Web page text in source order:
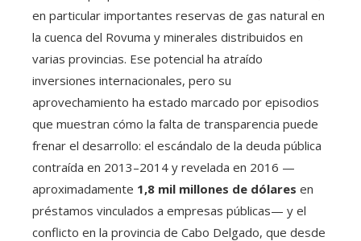
en particular importantes reservas de gas natural en
la cuenca del Rovuma y minerales distribuidos en
varias provincias. Ese potencial ha atraído
inversiones internacionales, pero su
aprovechamiento ha estado marcado por episodios
que muestran cómo la falta de transparencia puede
frenar el desarrollo: el escándalo de la deuda pública
contraída en 2013–2014 y revelada en 2016 —
aproximadamente 1,8 mil millones de dólares en
préstamos vinculados a empresas públicas— y el
conflicto en la provincia de Cabo Delgado, que desde